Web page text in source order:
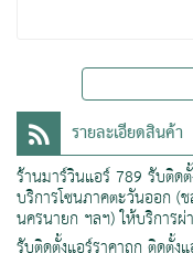
รายละเอียดสินค้า
ร้านมาร์วินแอร์ 789 รับติด
บริการโซนภาคตะวันออก (
นครนายก ฯลฯ) ให้บริการ